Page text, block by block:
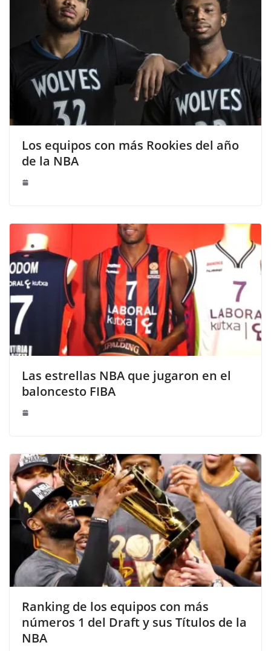
Los equipos con más Rookies del año
de la NBA
Las estrellas NBA que jugaron en el
baloncesto FIBA
Ranking de los equipos con más
números 1 del Draft y sus Títulos de la
NBA